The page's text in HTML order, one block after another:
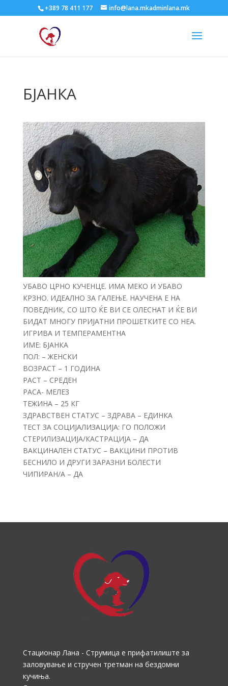
+389 78 411 177 info@lana.mkadminlana.mk
БЈАНКА
УБАВО ЦРНО КУЧЕНЦЕ. ИМА МЕКО И УБАВО
КРЗНО. ИДЕАЛНО ЗА ГАЛЕЊЕ. НАУЧЕНА Е НА
ПОВЕДНИК, СО ШТО ЌЕ ВИ СЕ ОЛЕСНАТ И ЌЕ ВИ
БИДАТ МНОГУ ПРИЈАТНИ ПРОШЕТКИТЕ СО НЕА.
ИГРИВА И ТЕМПЕРАМЕНТНА
ИМЕ: БЈАНКА
ПОЛ: – ЖЕНСКИ
ВОЗРАСТ – 1 ГОДИНА
РАСТ – СРЕДЕН
РАСА- МЕЛЕЗ
ТЕЖИНА – 25 КГ
ЗДРАВСТВЕН СТАТУС – ЗДРАВА – ЕДИНКА
ТЕСТ ЗА СОЦИЈАЛИЗАЦИЈА: ГО ПОЛОЖИ
СТЕРИЛИЗАЦИЈА/КАСТРАЦИЈА – ДА
ВАКЦИНАЛЕН СТАТУС – ВАКЦИНИ ПРОТИВ
БЕСНИЛО И ДРУГИ ЗАРАЗНИ БОЛЕСТИ
ЧИПИРАН/А – ДА
Стационар Лана - Струмица е прифатилиште за
заловување и стручен третман на бездомни
кучиња.